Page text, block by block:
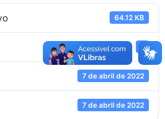
64.12 KB
1
7 de abril de 2022
7 de abril de 2022